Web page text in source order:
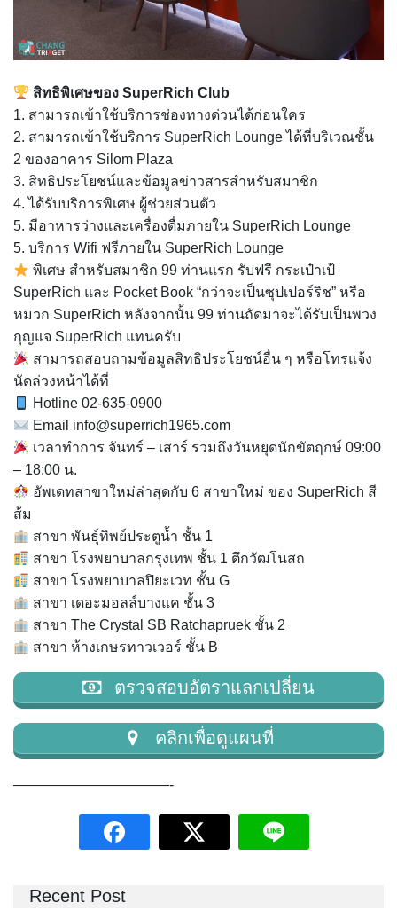
สิทธิพิเศษของ SuperRich Club
1. สามารถเข้าใช้บริการช่องทางด่วนได้ก่อนใคร
2. สามารถเข้าใช้บริการ SuperRich Lounge ได้ที่บริเวณชั้น
2 ของอาคาร Silom Plaza
3. สิทธิประโยชน์และข้อมูลข่าวสารสำหรับสมาชิก
4. ได้รับบริการพิเศษ ผู้ช่วยส่วนตัว
5. มีอาหารว่างและเครื่องดื่มภายใน SuperRich Lounge
5. บริการ Wifi ฟรีภายใน SuperRich Lounge
พิเศษ สำหรับสมาชิก 99 ท่านแรก รับฟรี กระเป๋าเป้
SuperRich และ Pocket Book “กว่าจะเป็นซุปเปอร์ริช” หรือ
หมวก SuperRich หลังจากนั้น 99 ท่านถัดมาจะได้รับเป็นพวง
กุญแจ SuperRich แทนครับ
สามารถสอบถามข้อมูลสิทธิประโยชน์อื่น ๆ หรือโทรแจ้ง
นัดล่วงหน้าได้ที่
Hotline 02-635-0900
Email info@superrich1965.com
เวลาทำการ จันทร์ – เสาร์ รวมถึงวันหยุดนักขัตฤกษ์ 09:00
– 18:00 น.
อัพเดทสาขาใหม่ล่าสุดกับ 6 สาขาใหม่ ของ SuperRich สี
ส้ม
สาขา พันธุ์ทิพย์ประตูน้ำ ชั้น 1
สาขา โรงพยาบาลกรุงเทพ ชั้น 1 ตึกวัฒโนสถ
สาขา โรงพยาบาลปิยะเวท ชั้น G
สาขา เดอะมอลล์บางแค ชั้น 3
สาขา The Crystal SB Ratchapruek ชั้น 2
สาขา ห้างเกษรทาวเวอร์ ชั้น B
ตรวจสอบอัตราแลกเปลี่ยน
คลิกเพื่อดูแผนที่
———————————-
Recent Post